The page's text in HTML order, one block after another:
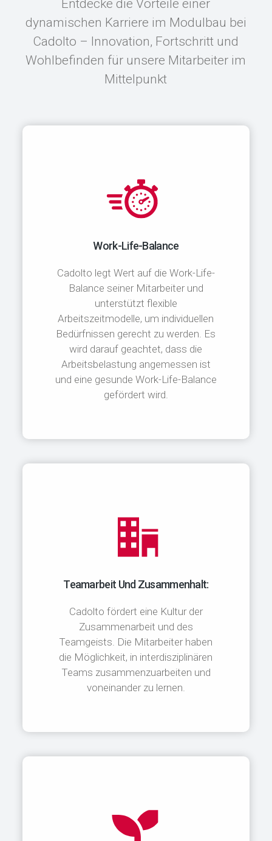
Entdecke die Vorteile einer
dynamischen Karriere im Modulbau bei
Cadolto – Innovation, Fortschritt und
Wohlbefinden für unsere Mitarbeiter im
Mittelpunkt
Work-Life-Balance
Cadolto legt Wert auf die Work-Life-
Balance seiner Mitarbeiter und
unterstützt flexible
Arbeitszeitmodelle, um individuellen
Bedürfnissen gerecht zu werden. Es
wird darauf geachtet, dass die
Arbeitsbelastung angemessen ist
und eine gesunde Work-Life-Balance
gefördert wird.
Teamarbeit Und Zusammenhalt:
Cadolto fördert eine Kultur der
Zusammenarbeit und des
Teamgeists. Die Mitarbeiter haben
die Möglichkeit, in interdisziplinären
Teams zusammenzuarbeiten und
voneinander zu lernen.